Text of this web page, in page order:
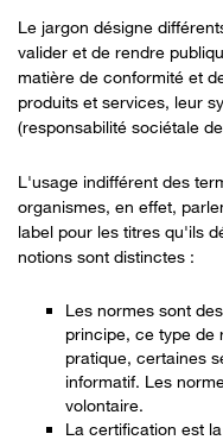
Le jargon désigne
valider et de rendre
matière de conformité et
produits et services, leur
(responsabilité sociétale
L'usage indifférent des
organismes, en effet,
label pour les titres qu'ils
notions sont distinctes :
Les normes sont
principe, ce type de
pratique, certaines
informatif. Les
volontaire.
La certification est